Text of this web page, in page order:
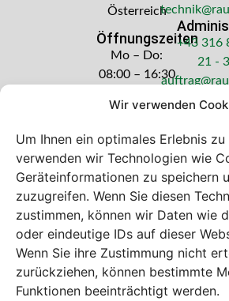
Wir verwenden
Um Ihnen ein optimales Erlebnis zu
verwenden wir Technologien wie
Geräteinformationen zu speichern
zuzugreifen. Wenn Sie diesen
zustimmen, können wir Daten wie
oder eindeutige IDs auf dieser
Wenn Sie ihre Zustimmung nicht
zurückziehen, können bestimmte
Funktionen beeinträchtigt werden.
Österreich
Öffnungszeiten
Mo – Do:
08:00 – 16:30
Freitag: 08:00
+43 316
21 -
Bei diesem Webshop
einen B2B-Webshop
A. Rauch GmbH – Ihr Experte aus
Eich- & Kalibrierservice, Sprühnebel-
und